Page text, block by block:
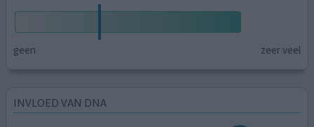
geen zeer veel
INVLOED VAN DNA